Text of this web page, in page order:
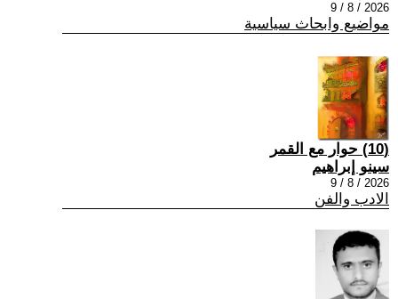
2026 / 8 / 9
مواضيع وابحاث سياسية
(10) حوار مع القمر
سينو إبراهيم
2026 / 8 / 9
الادب والفن